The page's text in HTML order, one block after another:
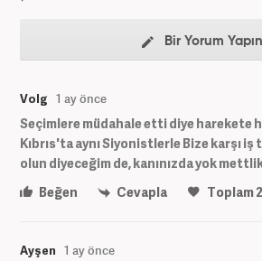
Bir Yorum Yapın
Volg 1 ay önce
Seçimlere müdahale etti diye harekete
Kıbrıs'ta aynı Siyonistlerle Bize karşı
olun diyeceğim de, kanınızda yok
Beğen
Cevapla Toplam
Ayşen 1 ay önce